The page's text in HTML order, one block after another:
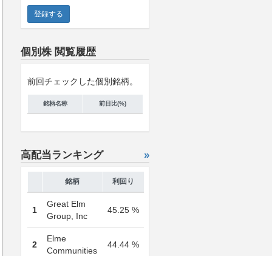
個別株 閲覧履歴
前回チェックした個別銘柄。
銘柄名称 前日比(%)
高配当ランキング »
銘柄 利回り
1
Great Elm
Group, Inc
45.25 %
2
Elme
Communities
44.44 %